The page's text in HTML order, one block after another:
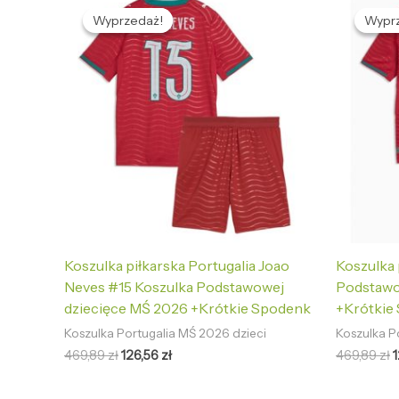
Wyprzedaż!
Wyprzedaż!
Koszulka piłkarska Portugalia Joao
Neves #15 Koszulka Podstawowej
dziecięce MŚ 2026 +Krótkie Spodenk
Koszulka Portugalia MŚ 2026 dzieci
469,89zł
cena
wynosiła:
469,89 zł.
126,56 zł
cena
wynosi:
126,56 zł.
Koszulka
+Krótkie
Koszulka
469,89zł